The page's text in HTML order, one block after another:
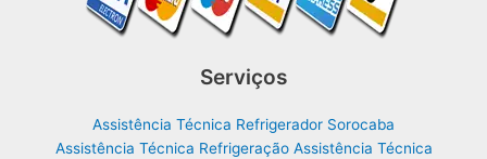
Serviços
Assistência Técnica Refrigerador Sorocaba
Assistência Técnica Refrigeração Assistência Técnica